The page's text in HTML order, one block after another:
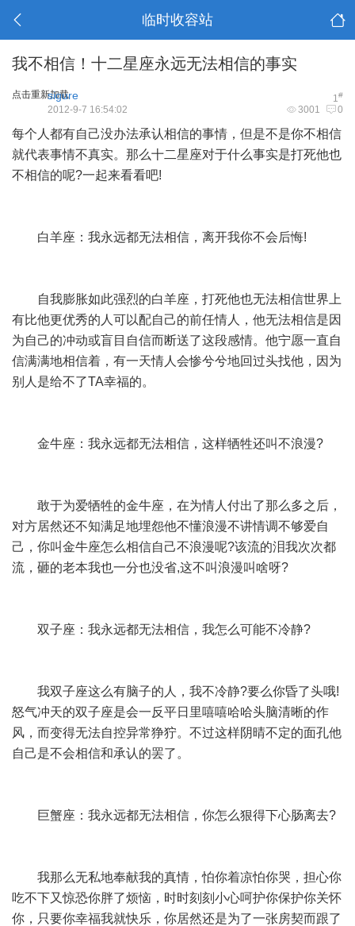
临时收容站
我不相信！十二星座永远无法相信的事实
点击重新加载 1#
sigure
3001 0
2012-9-7 16:54:02
每个人都有自己没办法承认相信的事情，但是不是你不相信
就代表事情不真实。那么十二星座对于什么事实是打死他也
不相信的呢?一起来看看吧!
白羊座：我永远都无法相信，离开我你不会后悔!
自我膨胀如此强烈的白羊座，打死他也无法相信世界上
有比他更优秀的人可以配自己的前任情人，他无法相信是因
为自己的冲动或盲目自信而断送了这段感情。他宁愿一直自
信满满地相信着，有一天情人会惨兮兮地回过头找他，因为
别人是给不了TA幸福的。
金牛座：我永远都无法相信，这样牺牲还叫不浪漫?
敢于为爱牺牲的金牛座，在为情人付出了那么多之后，
对方居然还不知满足地埋怨他不懂浪漫不讲情调不够爱自
己，你叫金牛座怎么相信自己不浪漫呢?该流的泪我次次都
流，砸的老本我也一分也没省,这不叫浪漫叫啥呀?
双子座：我永远都无法相信，我怎么可能不冷静?
我双子座这么有脑子的人，我不冷静?要么你昏了头哦!
怒气冲天的双子座是会一反平日里嘻嘻哈哈头脑清晰的作
风，而变得无法自控异常狰狞。不过这样阴晴不定的面孔他
自己是不会相信和承认的罢了。
巨蟹座：我永远都无法相信，你怎么狠得下心肠离去?
我那么无私地奉献我的真情，怕你着凉怕你哭，担心你
吃不下又惊恐你胖了烦恼，时时刻刻小心呵护你保护你关怀
你，只要你幸福我就快乐，你居然还是为了一张房契而跟了